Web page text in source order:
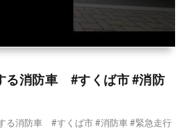
る消防車 #すくば市 #消防
る消防車 #すくば市 #消防車 #緊急走行